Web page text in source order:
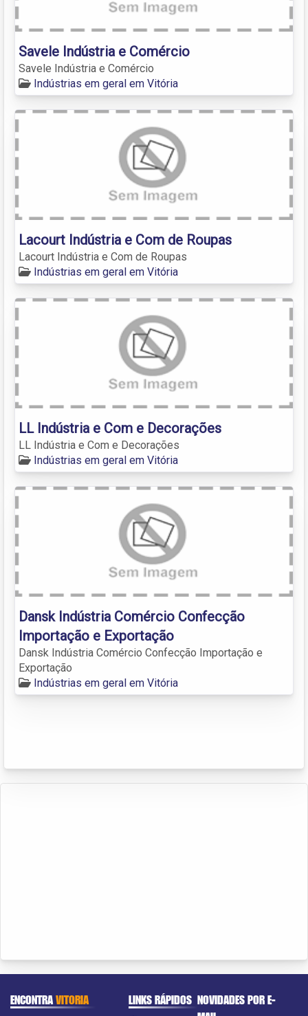
Savele Indústria e Comércio
Savele Indústria e Comércio
Indústrias em geral em Vitória
Lacourt Indústria e Com de Roupas
Lacourt Indústria e Com de Roupas
Indústrias em geral em Vitória
LL Indústria e Com e Decorações
LL Indústria e Com e Decorações
Indústrias em geral em Vitória
Dansk Indústria Comércio Confecção
Importação e Exportação
Dansk Indústria Comércio Confecção Importação e
Exportação
Indústrias em geral em Vitória
ENCONTRAVITORIA LINKS RÁPIDOS NOVIDADES POR E-